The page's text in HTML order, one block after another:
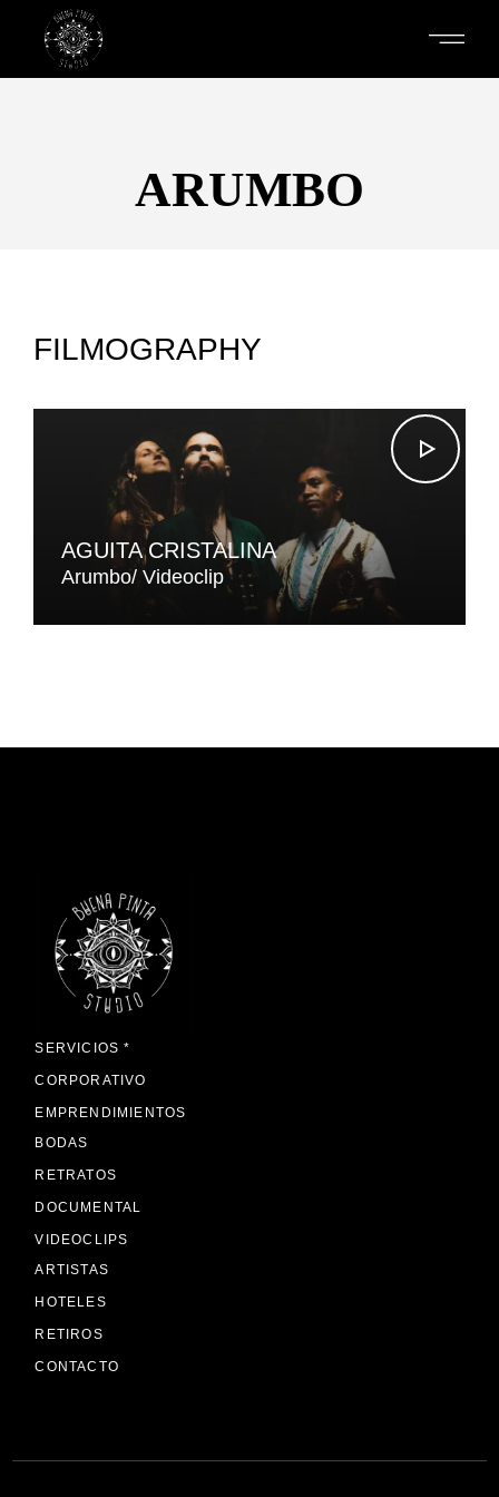
content
ARUMBO
FILMOGRAPHY
AGUITA CRISTALINA
Arumbo Videoclip
SERVICIOS *
CORPORATIVO
EMPRENDIMIENTOS
BODAS
RETRATOS
DOCUMENTAL
VIDEOCLIPS
ARTISTAS
HOTELES
RETIROS
CONTACTO